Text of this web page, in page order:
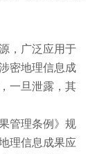
，广泛应用于
密地理信息成
一旦泄露，其
管理条例》规
理信息成果应